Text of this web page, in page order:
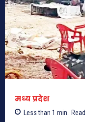
मध्य प्रदेश
Less than 1 min. Read